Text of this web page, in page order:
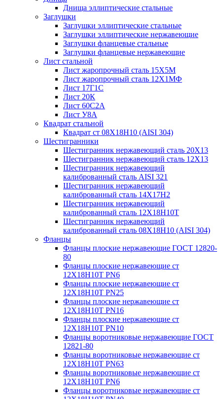
Днища эллиптические стальные
Заглушки
Заглушки эллиптические стальные
Заглушки эллиптические нержавеющие
Заглушки фланцевые стальные
Заглушки фланцевые нержавеющие
Лист стальной
Лист жаропрочный сталь 15Х5М
Лист жаропрочный сталь 12Х1МФ
Лист 17Г1С
Лист 20К
Лист 60С2А
Лист У8А
Квадрат стальной
Квадрат ст 08Х18Н10 (AISI 304)
Шестигранники
Шестигранник нержавеющий сталь 20Х13
Шестигранник нержавеющий сталь 12Х13
Шестигранник нержавеющий
калиброванный сталь AISI 321
Шестигранник нержавеющий
калиброванный сталь 14Х17Н2
Шестигранник нержавеющий
калиброванный сталь 12Х18Н10Т
Шестигранник нержавеющий
калиброванный сталь 08Х18Н10 (AISI 304)
Фланцы
Фланцы плоские нержавеющие ГОСТ 12820-
80
Фланцы плоские нержавеющие ст
12Х18Н10Т PN6
Фланцы плоские нержавеющие ст
12Х18Н10Т PN25
Фланцы плоские нержавеющие ст
12Х18Н10Т PN16
Фланцы плоские нержавеющие ст
12Х18Н10Т PN10
Фланцы воротниковые нержавеющие ГОСТ
12821-80
Фланцы воротниковые нержавеющие ст
12Х18Н10Т PN63
Фланцы воротниковые нержавеющие ст
12Х18Н10Т PN6
Фланцы воротниковые нержавеющие ст